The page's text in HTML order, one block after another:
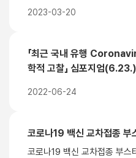
구장비 보유현황(첨부1.) 참
2322
2023-03-20
「최근 국내 유행
학적 고찰」 심포지엄(6.23.)
2022-06-24
코로나19 백신 교차접종 부
코로나19 백신 교차접종 부스